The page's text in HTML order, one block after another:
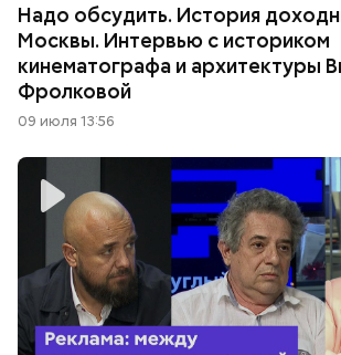
Надо обсудить. История
Москвы. Интервью с историком
кинематографа и архитектуры
Фролковой
09 июля 13:56